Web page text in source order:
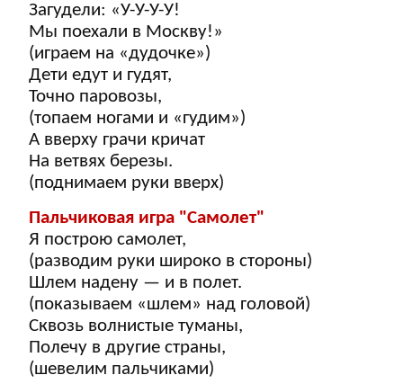
Загудели: «У-У-У-У!
Мы поехали в Москву!»
(играем на «дудочке»)
Дети едут и гудят,
Точно паровозы,
(топаем ногами и «гудим»)
А вверху грачи кричат
На ветвях березы.
(поднимаем руки вверх)
Пальчиковая игра "Самолет"
Я построю самолет,
(разводим руки широко в стороны)
Шлем надену — и в полет.
(показываем «шлем» над головой)
Сквозь волнистые туманы,
Полечу в другие страны,
(шевелим пальчиками)